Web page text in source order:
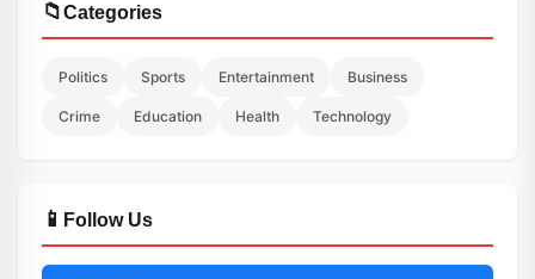
📁Categories
Politics Sports Entertainment Business
Crime Education Health Technology
📱 Follow Us